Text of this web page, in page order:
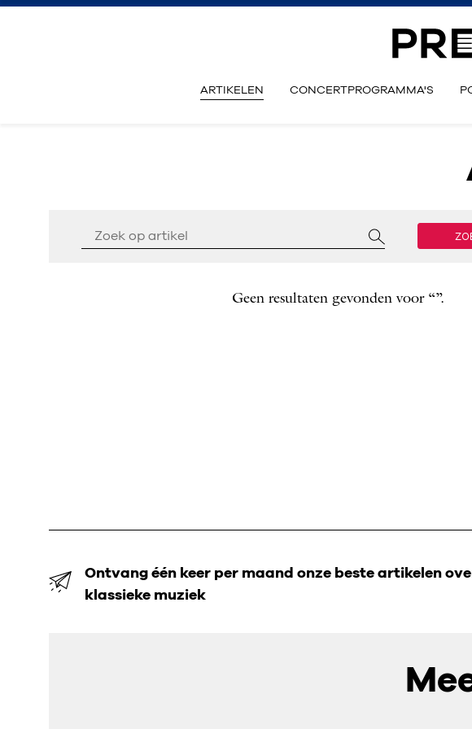
ARTIKELEN CONCERTPROGRAMMA'S
Geen resultaten gevonden voor “”.
Ontvang één keer per maand onze beste artikelen
klassieke muziek